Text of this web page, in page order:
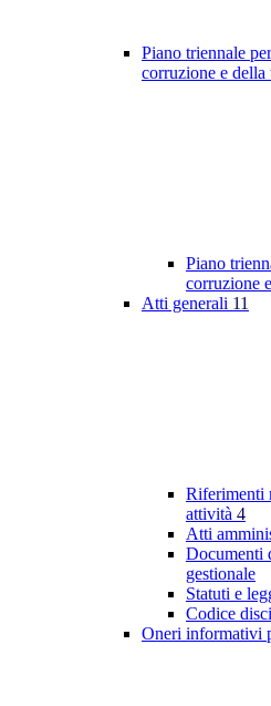
Piano triennale
corruzione e della
Piano
corruzione
Atti generali 11
Riferimenti
attività 4
Atti
Documenti
gestionale
Statuti e
Codice
Oneri informativi